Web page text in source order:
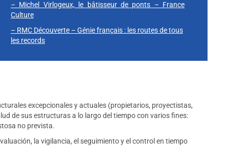
– Michel Virlogeux, le bâtisseur de ponts – France
Culture
– RMC Découverte – Génie français : les routes de tous
les records
excepcionales y actuales (propietarios, proyectistas,
de sus estructuras a lo largo del tiempo con varios fines:
no prevista.
la vigilancia, el seguimiento y el control en tiempo